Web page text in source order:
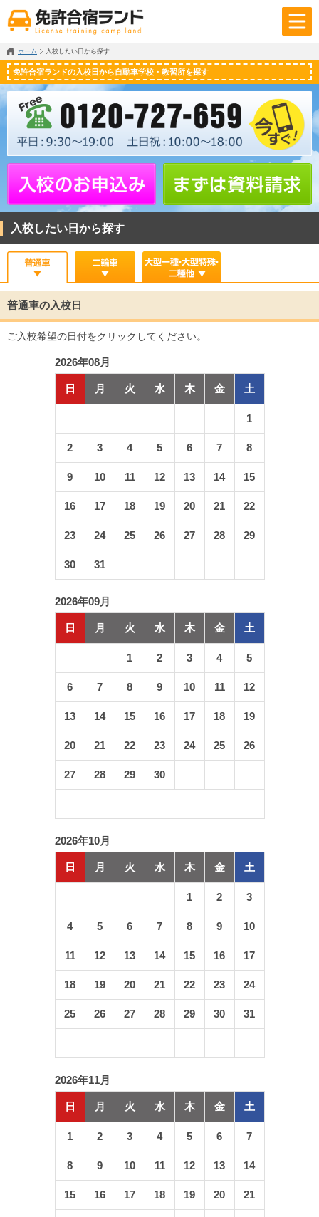
ホーム 入校したい日から探す
免許合宿ランドの入校日から自動車学校・教習所を探す
入校したい日から探す
普通車の入校日
ご入校希望の日付をクリックしてください。
2026年08月
日 月 火 水 木 金 土
1
2 3 4 5 6 7 8
9 10 11 12 13 14 15
16 17 18 19 20 21 22
23 24 25 26 27 28 29
30 31
2026年09月
日 月 火 水 木 金 土
1 2 3 4 5
6 7 8 9 10 11 12
13 14 15 16 17 18 19
20 21 22 23 24 25 26
27 28 29 30
2026年10月
日 月 火 水 木 金 土
1 2 3
4 5 6 7 8 9 10
11 12 13 14 15 16 17
18 19 20 21 22 23 24
25 26 27 28 29 30 31
2026年11月
日 月 火 水 木 金 土
1 2 3 4 5 6 7
8 9 10 11 12 13 14
15 16 17 18 19 20 21